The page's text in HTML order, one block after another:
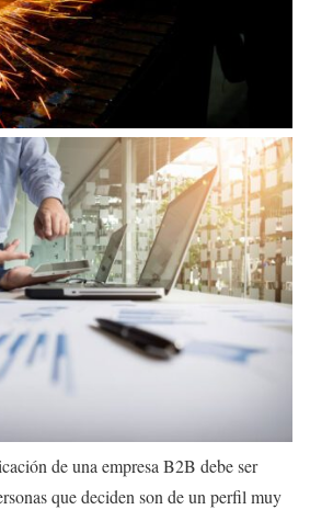
de una empresa B2B debe ser
que deciden son de un perfil muy